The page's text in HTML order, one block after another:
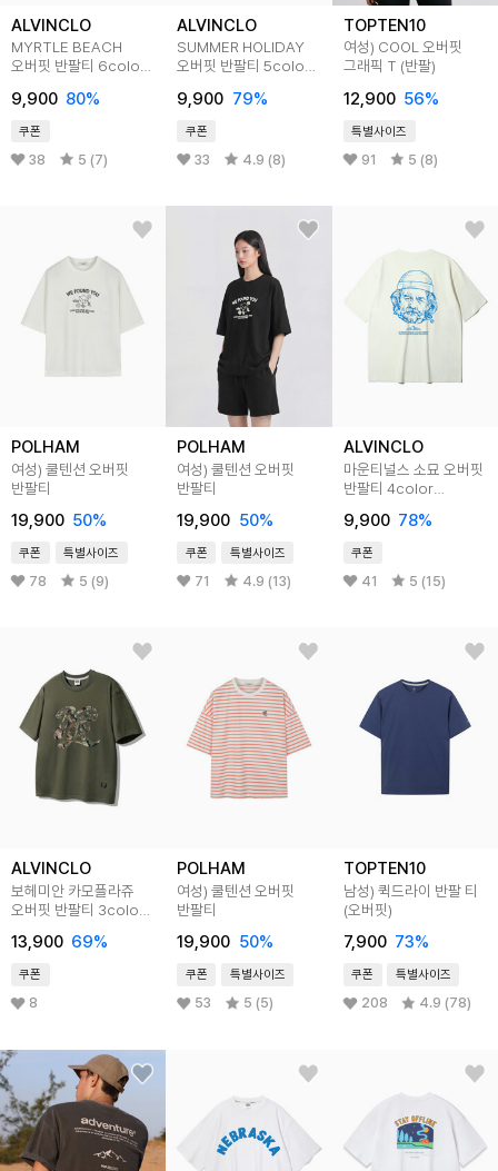
ALVINCLO
MYRTLE BEACH
오버핏 반팔티 6color
9,900 80%
쿠폰
38 5 (7)
ALVINCLO
SUMMER HOLIDAY
오버핏 반팔티 5color
9,900 79%
쿠폰
33 4.9 (8)
TOPTEN10
여성) COOL 오버핏
그래픽 T (반팔)
12,900 56%
특별사이즈
91 5 (8)
POLHAM
여성) 쿨텐션 오버핏
반팔티
19,900 50%
쿠폰 특별사이즈
78 5 (9)
POLHAM
여성) 쿨텐션 오버핏
반팔티
19,900 50%
쿠폰 특별사이즈
71 4.9 (13)
ALVINCLO
마운티널스 소묘 오버핏
반팔티 4color
9,900 78%
쿠폰
41 5 (15)
ALVINCLO
보헤미안 카모플라쥬
오버핏 반팔티 3color
13,900 69%
쿠폰
8
POLHAM
여성) 쿨텐션 오버핏
반팔티
19,900 50%
쿠폰 특별사이즈
53 5 (5)
TOPTEN10
남성) 퀵드라이 반팔 티
(오버핏)
7,900 73%
쿠폰 특별사이즈
208 4.9 (78)